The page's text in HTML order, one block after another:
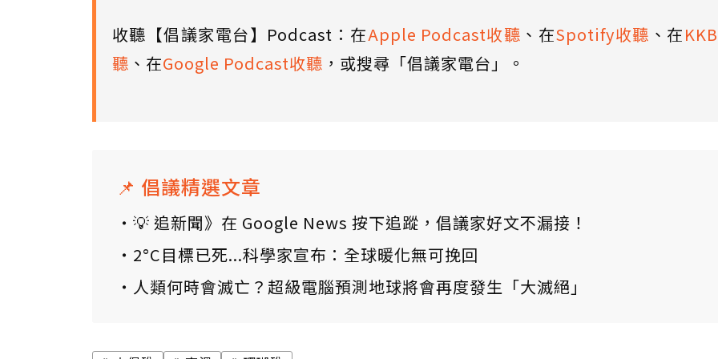
收聽【倡議家電台】Podcast：在Apple Podcast收聽 、在Spotify收聽 、在
聽 、在Google Podcast收聽 ，或搜尋「倡議家電台」。
📌 倡議精選文章
💡 追新聞》在 Google News 按下追蹤，倡議家好文不漏接！
2°C目標已死...科學家宣布：全球暖化無可挽回
人類何時會滅亡？超級電腦預測地球將會再度發生「大滅絕」